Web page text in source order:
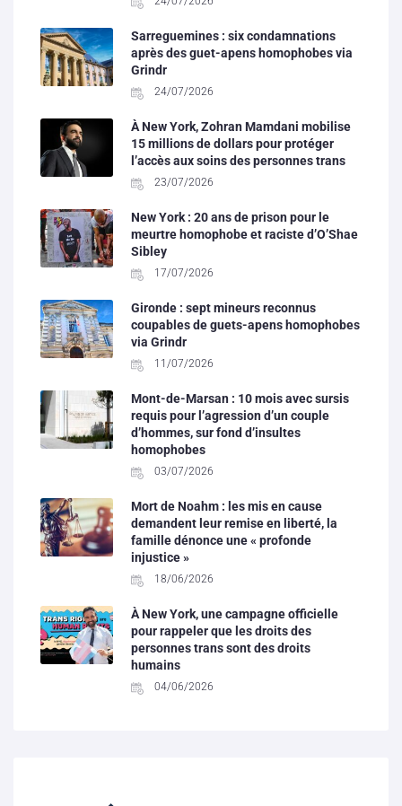
Sarreguemines : six condamnations
après des guet-apens homophobes via
Grindr
24/07/2026
À New York, Zohran Mamdani mobilise
15 millions de dollars pour protéger
l’accès aux soins des personnes trans
23/07/2026
New York : 20 ans de prison pour le
meurtre homophobe et raciste d’O’Shae
Sibley
17/07/2026
Gironde : sept mineurs reconnus
coupables de guets-apens homophobes
via Grindr
11/07/2026
Mont-de-Marsan : 10 mois avec sursis
requis pour l’agression d’un couple
d’hommes, sur fond d’insultes
homophobes
03/07/2026
Mort de Noahm : les mis en cause
demandent leur remise en liberté, la
famille dénonce une « profonde
injustice »
18/06/2026
À New York, une campagne officielle
pour rappeler que les droits des
personnes trans sont des droits
humains
04/06/2026